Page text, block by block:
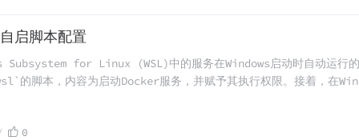
启脚本配置
Subsystem for Linux (WSL)中的服务在Windows启动时自动运行的
脚本，内容为启动Docker服务，并赋予其执行权限。接着，在
。0